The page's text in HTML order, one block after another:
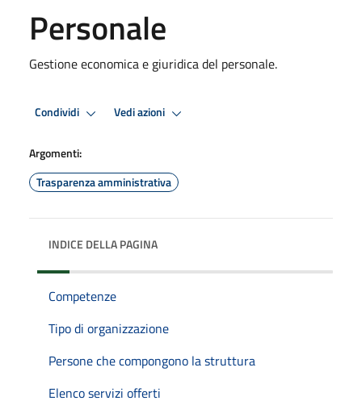
Personale
Gestione economica e giuridica del personale.
Condividi Vedi azioni
Argomenti:
Trasparenza amministrativa
INDICE DELLA PAGINA
Competenze
Tipo di organizzazione
Persone che compongono la struttura
Elenco servizi offerti